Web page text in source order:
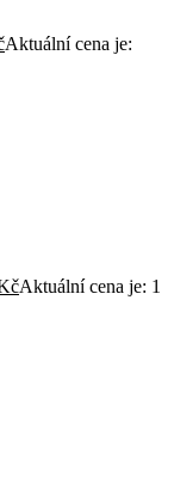
Aktuální cena je:
Aktuální cena je: 1